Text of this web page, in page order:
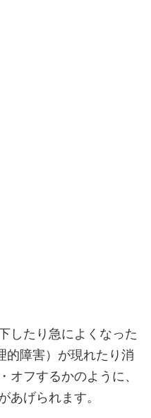
したり急によくなった
的障害）が現れたり消
オフするかのように、
あげられます。